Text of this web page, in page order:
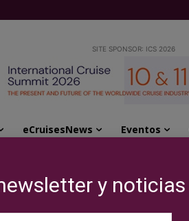
SITE SPONSOR: ICS 2026
eCruisesNews Eventos
y noticias